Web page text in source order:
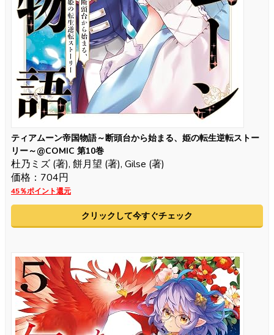
ティアムーン帝国物語～断頭台から始まる、姫の転生逆転ストー
リー～@COMIC 第10巻
杜乃ミズ (著), 餅月望 (著), Gilse (著)
価格：704円
45％ポイント還元
クリックして今すぐチェック